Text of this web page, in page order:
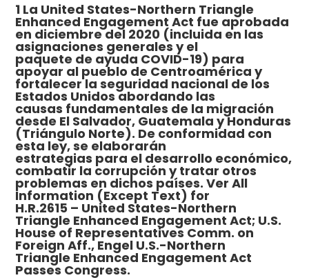
1 La United States-Northern Triangle
Enhanced Engagement Act fue aprobada
en diciembre del 2020 (incluida en las
asignaciones generales y el
paquete de ayuda COVID-19) para
apoyar al pueblo de Centroamérica y
fortalecer la seguridad nacional de los
Estados Unidos abordando las
causas fundamentales de la migración
desde El Salvador, Guatemala y Honduras
(Triángulo Norte). De conformidad con
esta ley, se elaborarán
estrategias para el desarrollo económico,
combatir la corrupción y tratar otros
problemas en dichos países. Ver All
Information (Except Text) for
H.R.2615 – United States-Northern
Triangle Enhanced Engagement Act; U.S.
House of Representatives Comm. on
Foreign Aff., Engel U.S.-Northern
Triangle Enhanced Engagement Act
Passes Congress.